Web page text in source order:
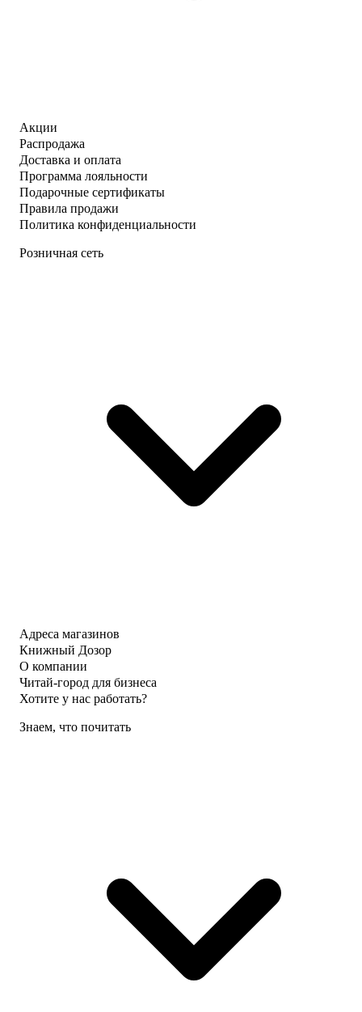
Акции
Распродажа
Доставка и оплата
Программа лояльности
Подарочные сертификаты
Правила продажи
Политика конфиденциальности
Розничная сеть
Адреса магазинов
Книжный Дозор
О компании
Читай-город для бизнеса
Хотите у нас работать?
Знаем, что почитать